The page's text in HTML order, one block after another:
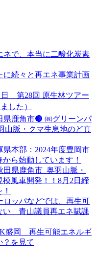
ネで、本当に二酸化炭素
に続々と再エネ事業計画
日 第28回 原生林ツアー
した）
県鹿角市🔴 ㈱グリーンパ
山脈・クマ生息地のど真
県本部：2024年度豊岡市
ら始動しています！
田県鹿角市 奥羽山脈・
風車開発！！8月2日締
ロッパなどでは、再生可
い 青山議員再エネ賦課
盛岡 再生可能エネルギ
？を見て